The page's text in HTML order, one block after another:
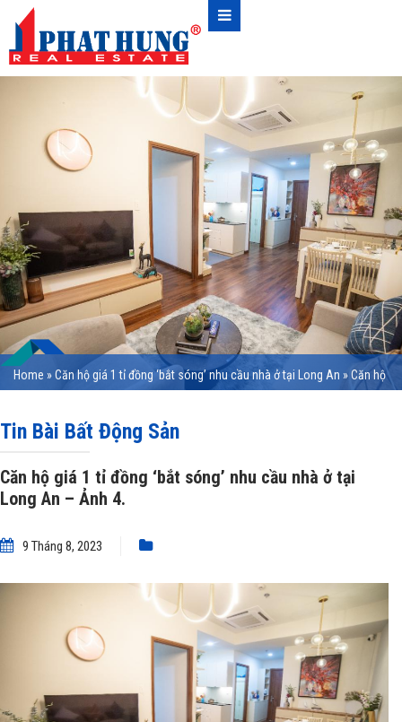
Home »Căn hộ giá 1 tỉ đồng ‘bắt sóng’ nhu cầu nhà ở tại Long An »Căn hộ
Tin Bài Bất Động Sản
Căn hộ giá 1 tỉ đồng ‘bắt sóng’ nhu cầu nhà ở tại
Long An – Ảnh 4.
9 Tháng 8, 2023